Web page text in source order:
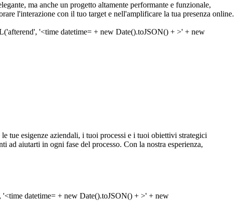
ma anche un progetto altamente performante e funzionale,
l'interazione con il tuo target e nell'amplificare la tua presenza online.
tue esigenze aziendali, i tuoi processi e i tuoi obiettivi strategici
ad aiutarti in ogni fase del processo. Con la nostra esperienza,